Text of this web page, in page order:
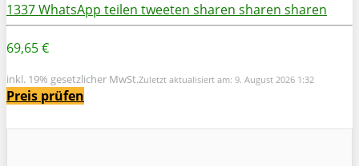
1337WhatsApp teilen tweeten sharen sharen sharen
69,65 €
inkl. 19% gesetzlicher MwSt.Zuletzt aktualisiert am: 9. August 2026 1:32
Preis prüfen